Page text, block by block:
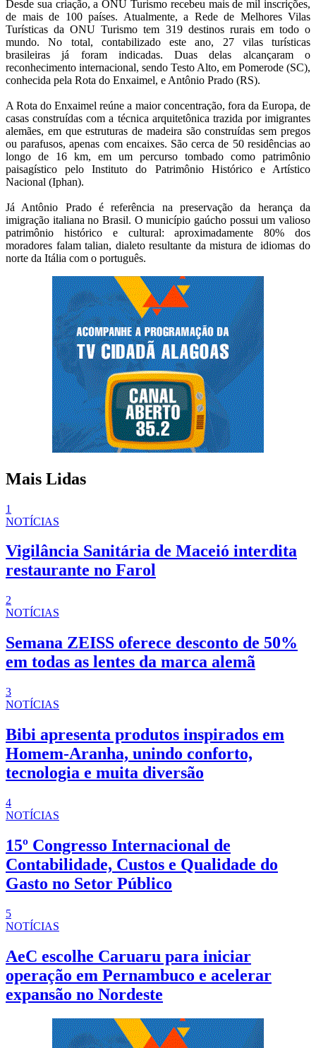
Desde sua criação, a ONU Turismo recebeu mais de mil inscrições,
de mais de 100 países. Atualmente, a Rede de Melhores Vilas
Turísticas da ONU Turismo tem 319 destinos rurais em todo o
mundo. No total, contabilizado este ano, 27 vilas turísticas
brasileiras já foram indicadas. Duas delas alcançaram o
reconhecimento internacional, sendo Testo Alto, em Pomerode (SC),
conhecida pela Rota do Enxaimel, e Antônio Prado (RS).
A Rota do Enxaimel reúne a maior concentração, fora da Europa, de
casas construídas com a técnica arquitetônica trazida por imigrantes
alemães, em que estruturas de madeira são construídas sem pregos
ou parafusos, apenas com encaixes. São cerca de 50 residências ao
longo de 16 km, em um percurso tombado como patrimônio
paisagístico pelo Instituto do Patrimônio Histórico e Artístico
Nacional (Iphan).
Já Antônio Prado é referência na preservação da herança da
imigração italiana no Brasil. O município gaúcho possui um valioso
patrimônio histórico e cultural: aproximadamente 80% dos
moradores falam talian, dialeto resultante da mistura de idiomas do
norte da Itália com o português.
Mais Lidas
1
NOTÍCIAS
Vigilância Sanitária de Maceió interdita
restaurante no Farol
2
NOTÍCIAS
Semana ZEISS oferece desconto de 50%
em todas as lentes da marca alemã
3
NOTÍCIAS
Bibi apresenta produtos inspirados em
Homem-Aranha, unindo conforto,
tecnologia e muita diversão
4
NOTÍCIAS
15º Congresso Internacional de
Contabilidade, Custos e Qualidade do
Gasto no Setor Público
5
NOTÍCIAS
AeC escolhe Caruaru para iniciar
operação em Pernambuco e acelerar
expansão no Nordeste